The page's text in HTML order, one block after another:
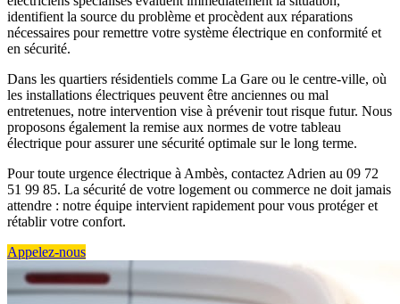
identifient la source du problème et procèdent aux réparations
nécessaires pour remettre votre système électrique en conformité et
en sécurité.
Dans les quartiers résidentiels comme La Gare ou le centre-ville, où
les installations électriques peuvent être anciennes ou mal
entretenues, notre intervention vise à prévenir tout risque futur. Nous
proposons également la remise aux normes de votre tableau
électrique pour assurer une sécurité optimale sur le long terme.
Pour toute urgence électrique à Ambès, contactez Adrien au 09 72
51 99 85. La sécurité de votre logement ou commerce ne doit jamais
attendre : notre équipe intervient rapidement pour vous protéger et
rétablir votre confort.
Appelez-nous